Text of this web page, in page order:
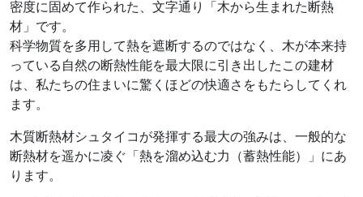
密度に固めて作られた、文字通り「木から生まれた断熱
材」です。
科学物質を多用して熱を遮断するのではなく、木が本来持
っている自然の断熱性能を最大限に引き出したこの建材
は、私たちの住まいに驚くほどの快適さをもたらしてくれ
ます。
木質断熱材シュタイコが発揮する最大の強みは、一般的な
断熱材を遥かに凌ぐ「熱を溜め込む力（蓄熱性能）」にあ
ります。